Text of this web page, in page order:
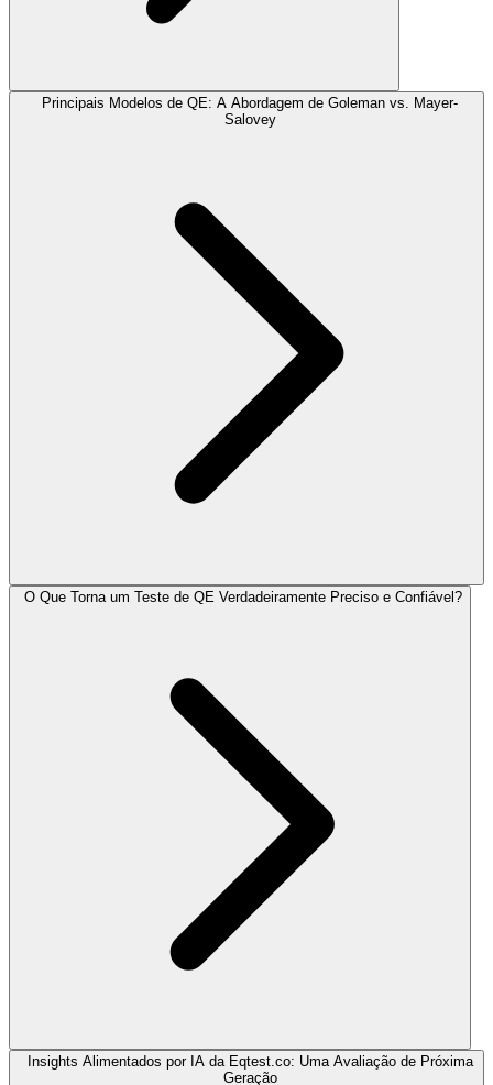
Principais Modelos de QE: A Abordagem de Goleman vs. Mayer-
Salovey
O Que Torna um Teste de QE Verdadeiramente Preciso e Confiável?
Insights Alimentados por IA da Eqtest.co: Uma Avaliação de Próxima
Geração